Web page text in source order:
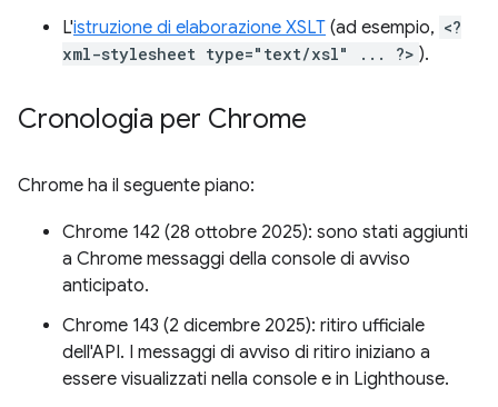
L'istruzione di elaborazione XSLT (ad esempio, <?
xml-stylesheet type="text/xsl" ... ?> ).
Cronologia per Chrome
Chrome ha il seguente piano:
Chrome 142 (28 ottobre 2025): sono stati aggiunti
a Chrome messaggi della console di avviso
anticipato.
Chrome 143 (2 dicembre 2025): ritiro ufficiale
dell'API. I messaggi di avviso di ritiro iniziano a
essere visualizzati nella console e in Lighthouse.